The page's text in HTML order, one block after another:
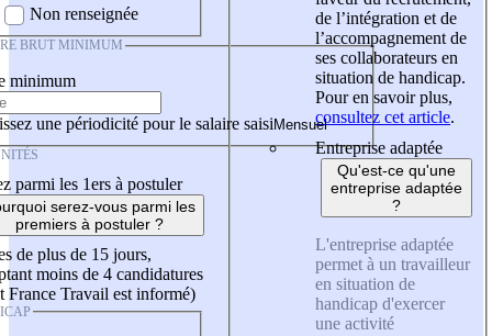
Non renseignée
BRUT MINIMUM
minimum
une périodicité pour le salaire saisi
parmi les 1ers à postuler
serez-vous parmi les
premiers à postuler ?
de plus de 15 jours,
moins de 4 candidatures
France Travail est informé)
de l’intégration et de
l’accompagnement de
ses collaborateurs en
situation de handicap.
Pour en savoir plus,
consultez cet article.
Entreprise adaptée
Qu'est-ce qu'une
entreprise adaptée
?
L'entreprise adaptée
permet à un travailleur
en situation de
handicap d'exercer
une activité